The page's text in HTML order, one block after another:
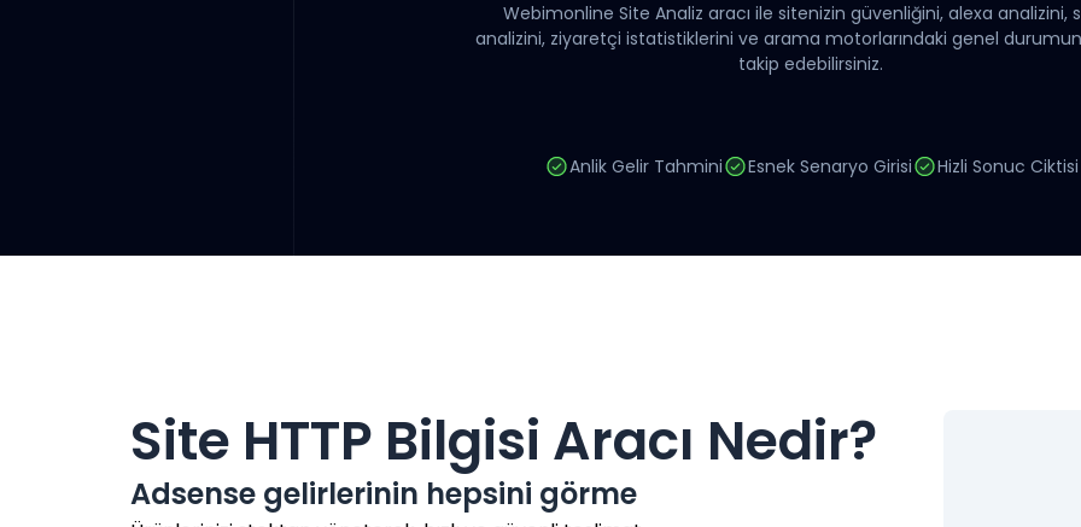
Webimonline Site Analiz aracı ile sitenizin güvenliğini, alexa analizini,
analizini, ziyaretçi istatistiklerini ve arama motorlarındaki genel
takip edebilirsiniz.
Anlik Gelir Tahmini Esnek Senaryo Girisi Hizli Sonuc Ciktisi
Site HTTP Bilgisi Aracı Nedir?
Adsense gelirlerinin hepsini görme